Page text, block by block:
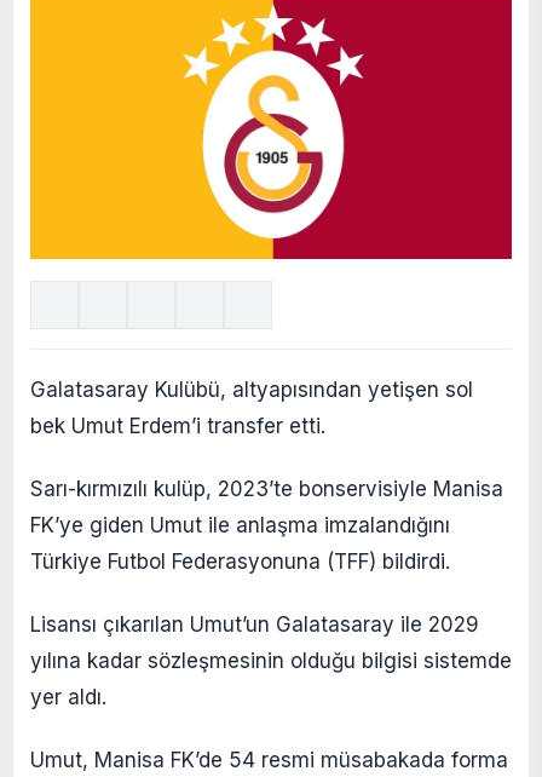
Galatasaray Kulübü, altyapısından yetişen sol
bek Umut Erdem’i transfer etti.
Sarı-kırmızılı kulüp, 2023’te bonservisiyle Manisa
FK’ye giden Umut ile anlaşma imzalandığını
Türkiye Futbol Federasyonuna (TFF) bildirdi.
Lisansı çıkarılan Umut’un Galatasaray ile 2029
yılına kadar sözleşmesinin olduğu bilgisi sistemde
yer aldı.
Umut, Manisa FK’de 54 resmi müsabakada forma